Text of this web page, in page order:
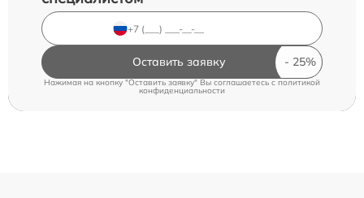
Оставить заявку
Нажимая на кнопку "Оставить заявку" Вы соглашаетесь c политикой
конфиденциальности